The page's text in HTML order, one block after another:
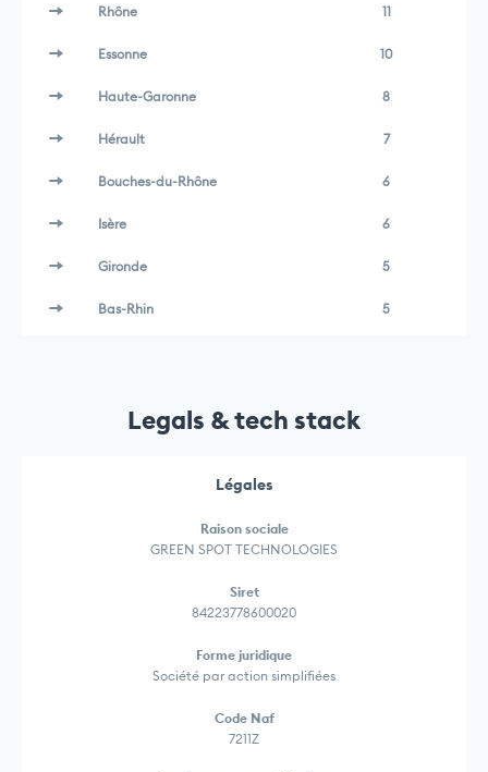
Rhône 11
Essonne 10
Haute-Garonne 8
Hérault 7
Bouches-du-Rhône 6
Isère 6
Gironde 5
Bas-Rhin 5
Legals & tech stack
Légales
Raison sociale
GREEN SPOT TECHNOLOGIES
Siret
84223778600020
Forme juridique
Société par action simplifiées
Code Naf
7211Z